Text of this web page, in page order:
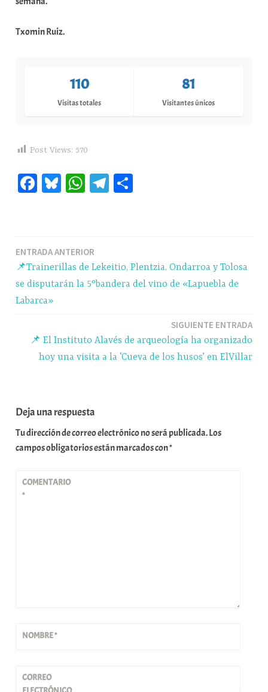
Txomin Ruiz.
110
Visitas totales
81
Visitantes únicos
Post Views: 570
Fa Bl W
pp
Te
m rti
r
Navegación
entradas
ENTRADA ANTERIOR
📌Trainerillas de Lekeitio, Plentzia, Ondarroa y Tolosa
se disputarán la 5°bandera del vino de «Lapuebla de
Labarca»
SIGUIENTE ENTRADA
📌 El Instituto Alavés de arqueología ha organizado
hoy una visita a la ‘Cueva de los husos’ en ElVillar
Deja una respuesta
Tu dirección de correo electrónico no será publicada.Los
campos obligatorios están marcados con*
COMENTARIO
*
NOMBRE*
CORREO